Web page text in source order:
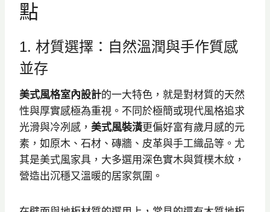
點
1. 材質選擇：自然溫潤與手作質感
並存
美式風格室內設計的一大特色，就是對材質的天然
性與厚實感極為重視。不同於極簡或現代風格追求
光滑與冷冽感， 美式風裝潢更偏好富有歲月感的元
素，如原木、石材、磚牆、皮革與手工織品等。尤
其是美式風家具，大多選用深色實木與質樸木紋，
營造出沉穩又溫暖的居家氛圍。